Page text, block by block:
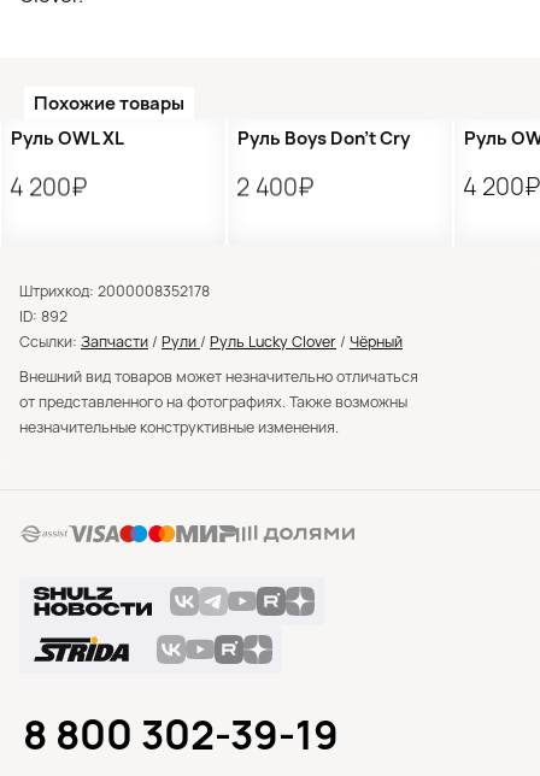
Похожие товары
Руль OWL XL
4 200₽
Руль Boys Don’t Cry
2 400₽
Руль
4 200₽
Штрихкод: 2000008352178
ID: 892
Ссылки: Запчасти / Рули / Руль Lucky Clover / Чёрный
Внешний вид товаров может незначительно отличаться
от представленного на фотографиях. Также возможны
незначительные конструктивные изменения.
8 800 302-39-19